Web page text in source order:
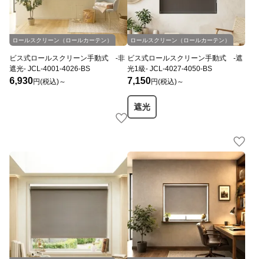
ロールスクリーン（ロールカーテン）
ビス式ロールスクリーン手動式 -非
遮光- JCL-4001-4026-BS
6,930円(税込)～
ロールスクリーン（ロールカーテン）
ビス式ロールスクリーン手動式 -遮
光1級- JCL-4027-4050-BS
7,150円(税込)～
遮光